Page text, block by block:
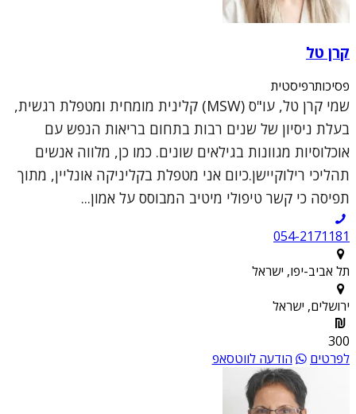
קרן טל
פסיכותרפיסטית
שמי קרן טל, עו"ס (MSW) קלינית מומחית ומטפלת רגשית,
בעלת ניסיון של שנים רבות בתחום בריאות הנפש עם
אוכלוסיות מגוונות בגילאים שונים. כמו כן, מלווה אנשים
תהליכי רילוקיישן.כיום אני מטפלת בקליניקה אונליין, מתוך
תפיסה כי קשר טיפולי מיטיב המבוסס על אמון...
054-2171181
תל אביב-יפו, ישראל
ירושלים, ישראל
300
לפרטים
הודעה לווטסאפ